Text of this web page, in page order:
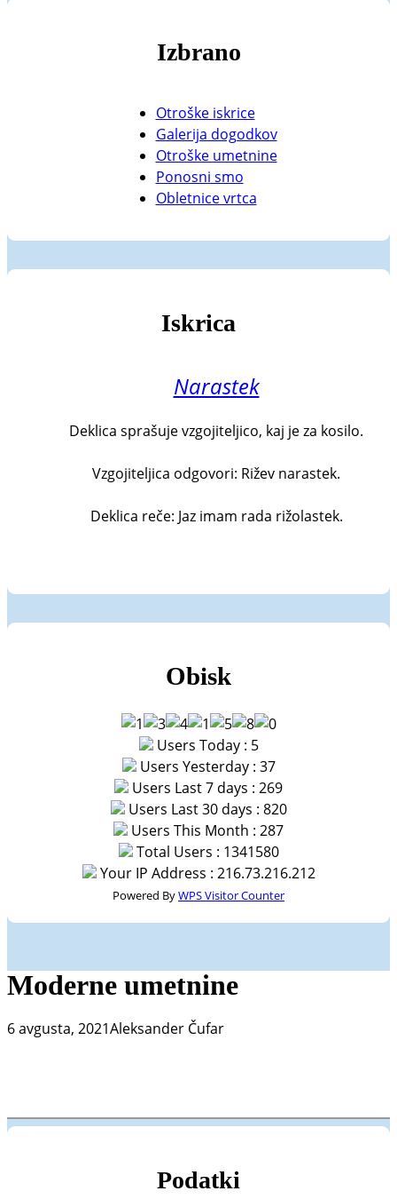
Izbrano
Otroške iskrice
Galerija dogodkov
Otroške umetnine
Ponosni smo
Obletnice vrtca
Iskrica
Narastek
Deklica sprašuje vzgojiteljico, kaj je za kosilo.
Vzgojiteljica odgovori: Rižev narastek.
Deklica reče: Jaz imam rada rižolastek.
Obisk
Users Today : 5
Users Yesterday : 37
Users Last 7 days : 269
Users Last 30 days : 820
Users This Month : 287
Total Users : 1341580
Your IP Address : 216.73.216.212
Powered ByWPS Visitor Counter
Moderne umetnine
6 avgusta, 2021Aleksander Čufar
Podatki